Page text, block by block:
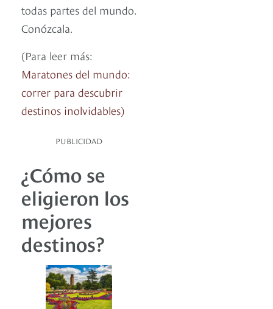
todas partes del mundo.
Conózcala.
(Para leer más:
Maratones del mundo:
correr para descubrir
destinos inolvidables)
PUBLICIDAD
¿Cómo se
eligieron los
mejores
destinos?